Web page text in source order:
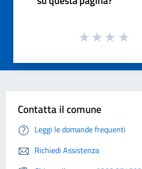
Contatta il comune
Leggi le domande frequenti
Richiedi Assistenza